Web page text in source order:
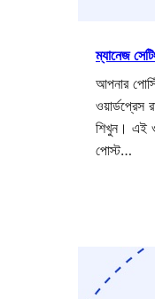
ম্যানেজ
আপনার
ওয়ার্ডপ্রেস
শিখুন। এই
পোস্ট…